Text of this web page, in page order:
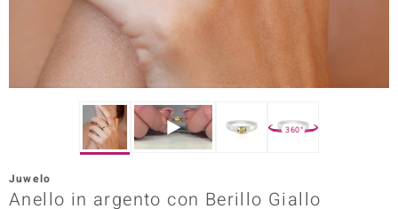
SELECTION
Paraíso
360°
Juwelo
Anello in argento con Berillo Giallo